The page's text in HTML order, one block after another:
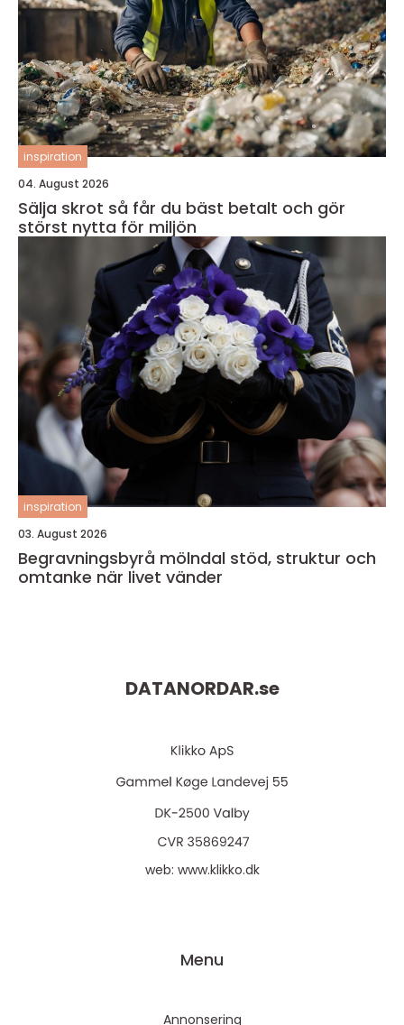
inspiration
04. August 2026
Sälja skrot så får du bäst betalt och gör
störst nytta för miljön
inspiration
03. August 2026
Begravningsbyrå mölndal stöd, struktur och
omtanke när livet vänder
DATANORDAR.se
web: www.klikko.dk
Menu
Annonsering